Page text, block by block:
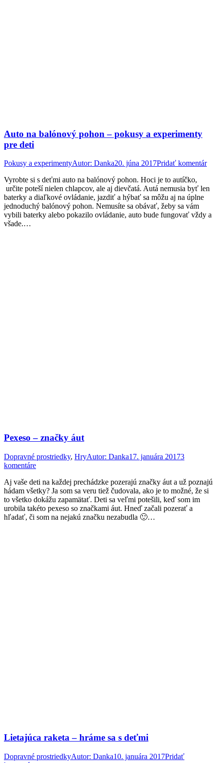
Auto na balónový pohon – pokusy a experimenty
pre deti
Pokusy a experimentyAutor: Danka20. júna 2017Pridať komentár
Vyrobte si s deťmi auto na balónový pohon. Hoci je to autíčko,
určite poteší nielen chlapcov, ale aj dievčatá. Autá nemusia byť len
baterky a diaľkové ovládanie, jazdiť a hýbať sa môžu aj na úplne
jednoduchý balónový pohon. Nemusíte sa obávať, žeby sa vám
vybili baterky alebo pokazilo ovládanie, auto bude fungovať vždy a
všade.…
Pexeso – značky áut
Dopravné prostriedky, HryAutor: Danka17. januára 20173
komentáre
Aj vaše deti na každej prechádzke pozerajú značky áut a už poznajú
hádam všetky? Ja som sa veru tiež čudovala, ako je to možné, že si
to všetko dokážu zapamätať. Deti sa veľmi potešili, keď som im
urobila takéto pexeso so značkami áut. Hneď začali pozerať a
hľadať, či som na nejakú značku nezabudla 🙂…
Lietajúca raketa – hráme sa s deťmi
Dopravné prostriedkyAutor: Danka10. januára 2017Pridať